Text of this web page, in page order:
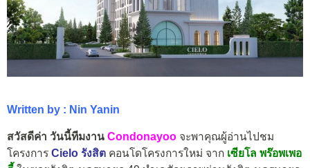
Written by : Nin Yanin
สวัสดีค่า วันนี้ทีมงาน Condonayoo จะพาคุณผู้อ่านไปชม
โครงการ Cielo รังสิต คอนโดโครงการใหม่ จาก เซียโล พร๊อพเพอ